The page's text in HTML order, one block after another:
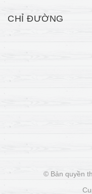
CHỈ ĐƯỜNG
© Bản quyền